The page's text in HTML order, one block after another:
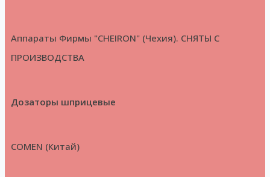
Аппараты Фирмы "CHEIRON" (Чехия). СНЯТЫ С
ПРОИЗВОДСТВА
Дозаторы шприцевые
COMEN (Китай)